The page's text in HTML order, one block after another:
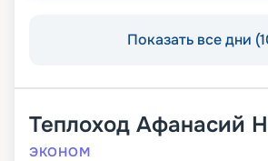
Показать все дни
Теплоход Афанасий
ЭКОНОМ